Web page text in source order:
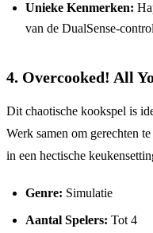
Unieke Kenmerken:
van de DualSense-
4. Overcooked! All
Dit chaotische kookspel is
Werk samen om gerechten
in een hectische
Genre: Simulatie
Aantal Spelers: Tot 4